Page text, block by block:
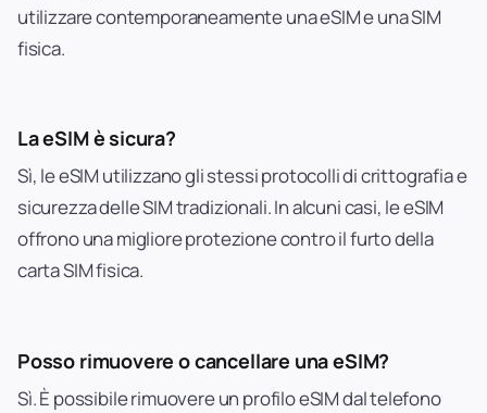
utilizzare contemporaneamente una eSIM e una SIM
fisica.
La eSIM è sicura?
Sì, le eSIM utilizzano gli stessi protocolli di crittografia e
sicurezza delle SIM tradizionali. In alcuni casi, le eSIM
offrono una migliore protezione contro il furto della
carta SIM fisica.
Posso rimuovere o cancellare una eSIM?
Sì. È possibile rimuovere un profilo eSIM dal telefono